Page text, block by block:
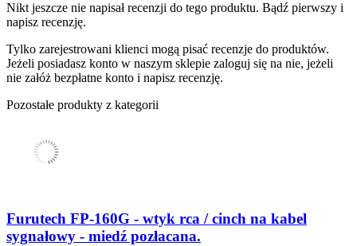
Nikt jeszcze nie napisał recenzji do tego produktu. Bądź pierwszy i
napisz recenzję.
Tylko zarejestrowani klienci mogą pisać recenzje do produktów.
Jeżeli posiadasz konto w naszym sklepie zaloguj się na nie, jeżeli
nie załóż bezpłatne konto i napisz recenzję.
Pozostałe produkty z kategorii
Furutech FP-160G - wtyk rca / cinch na kabel
sygnałowy - miedź pozłacana.